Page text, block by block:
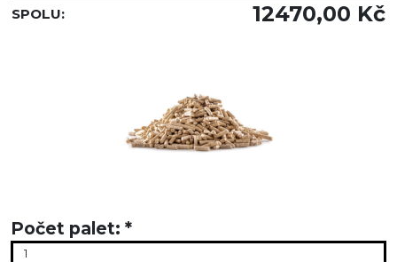
SPOLU: 12470,00 Kč
Počet palet: *